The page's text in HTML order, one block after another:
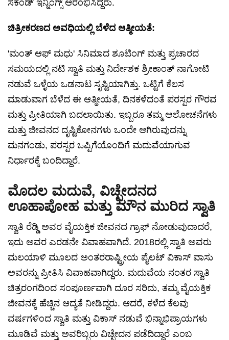
ಸೆಕೆಂಡ್ ಇನ್ನಿಂಗ್ಸ್ ಆರಂಭಿಸಿದ್ದರು.
ಚಿತ್ರೀಕರಣದ ಅವಧಿಯಲ್ಲಿ ಬೆಳೆದ ಆತ್ಮೀಯತೆ:
'ಮಂತ್ ಆಫ್ ಮಧು' ಸಿನಿಮಾದ ಶೂಟಿಂಗ್ ಮತ್ತು ಪ್ರಚಾರದ
ಸಮಯದಲ್ಲಿ ನಟಿ ಸ್ವಾತಿ ಮತ್ತು ನಿರ್ದೇಶಕ ಶ್ರೀಕಾಂತ್ ನಾಗೋಟಿ
ನಡುವೆ ಒಳ್ಳೆಯ ಒಡನಾಟ ಸೃಷ್ಟಿಯಾಗಿತ್ತು. ಒಟ್ಟಿಗೆ ಕೆಲಸ
ಮಾಡುವಾಗ ಬೆಳೆದ ಈ ಆತ್ಮೀಯತೆ, ದಿನಕಳೆದಂತೆ ಪರಸ್ಪರ ಗೌರವ
ಮತ್ತು ಪ್ರೀತಿಯಾಗಿ ಬದಲಾಯಿತು. ಇಬ್ಬರೂ ತಮ್ಮ ಆಲೋಚನೆಗಳು
ಮತ್ತು ಜೀವನದ ದೃಷ್ಟಿಕೋನಗಳು ಒಂದೇ ಆಗಿರುವುದನ್ನು
ಮನಗಂಡು, ಪರಸ್ಪರ ಒಪ್ಪಿಗೆಯೊಂದಿಗೆ ಮದುವೆಯಾಗುವ
ನಿರ್ಧಾರಕ್ಕೆ ಬಂದಿದ್ದಾರೆ.
ಮೊದಲ ಮದುವೆ, ವಿಚ್ಛೇದನದ
ಊಹಾಪೋಹ ಮತ್ತು ಮೌನ ಮುರಿದ ಸ್ವಾತಿ
ಸ್ವಾತಿ ರೆಡ್ಡಿ ಅವರ ವೈಯಕ್ತಿಕ ಜೀವನದ ಗ್ರಾಫ್ ನೋಡುವುದಾದರೆ,
ಇದು ಅವರ ಎರಡನೇ ವಿವಾಹವಾಗಿದೆ. 2018ರಲ್ಲಿ ಸ್ವಾತಿ ಅವರು
ಮಲಯಾಳಿ ಮೂಲದ ಅಂತರರಾಷ್ಟ್ರೀಯ ಪೈಲಟ್ ವಿಕಾಸ್ ವಾಸು
ಅವರನ್ನು ಪ್ರೀತಿಸಿ ವಿವಾಹವಾಗಿದ್ದರು. ಮದುವೆಯ ನಂತರ ಸ್ವಾತಿ
ಚಿತ್ರರಂಗದಿಂದ ಸಂಪೂರ್ಣವಾಗಿ ದೂರ ಸರಿದು, ತಮ್ಮ ವೈಯಕ್ತಿಕ
ಜೀವನಕ್ಕೆ ಹೆಚ್ಚಿನ ಆದ್ಯತೆ ನೀಡಿದ್ದರು. ಆದರೆ, ಕಳೆದ ಕೆಲವು
ವರ್ಷಗಳಿಂದ ಸ್ವಾತಿ ಮತ್ತು ವಿಕಾಸ್ ನಡುವೆ ಭಿನ್ನಾಭಿಪ್ರಾಯಗಳು
ಮೂಡಿವೆ ಮತ್ತು ಅವರಿಬ್ಬರು ವಿಚ್ಛೇದನ ಪಡೆದಿದ್ದಾರೆ ಎಂಬ